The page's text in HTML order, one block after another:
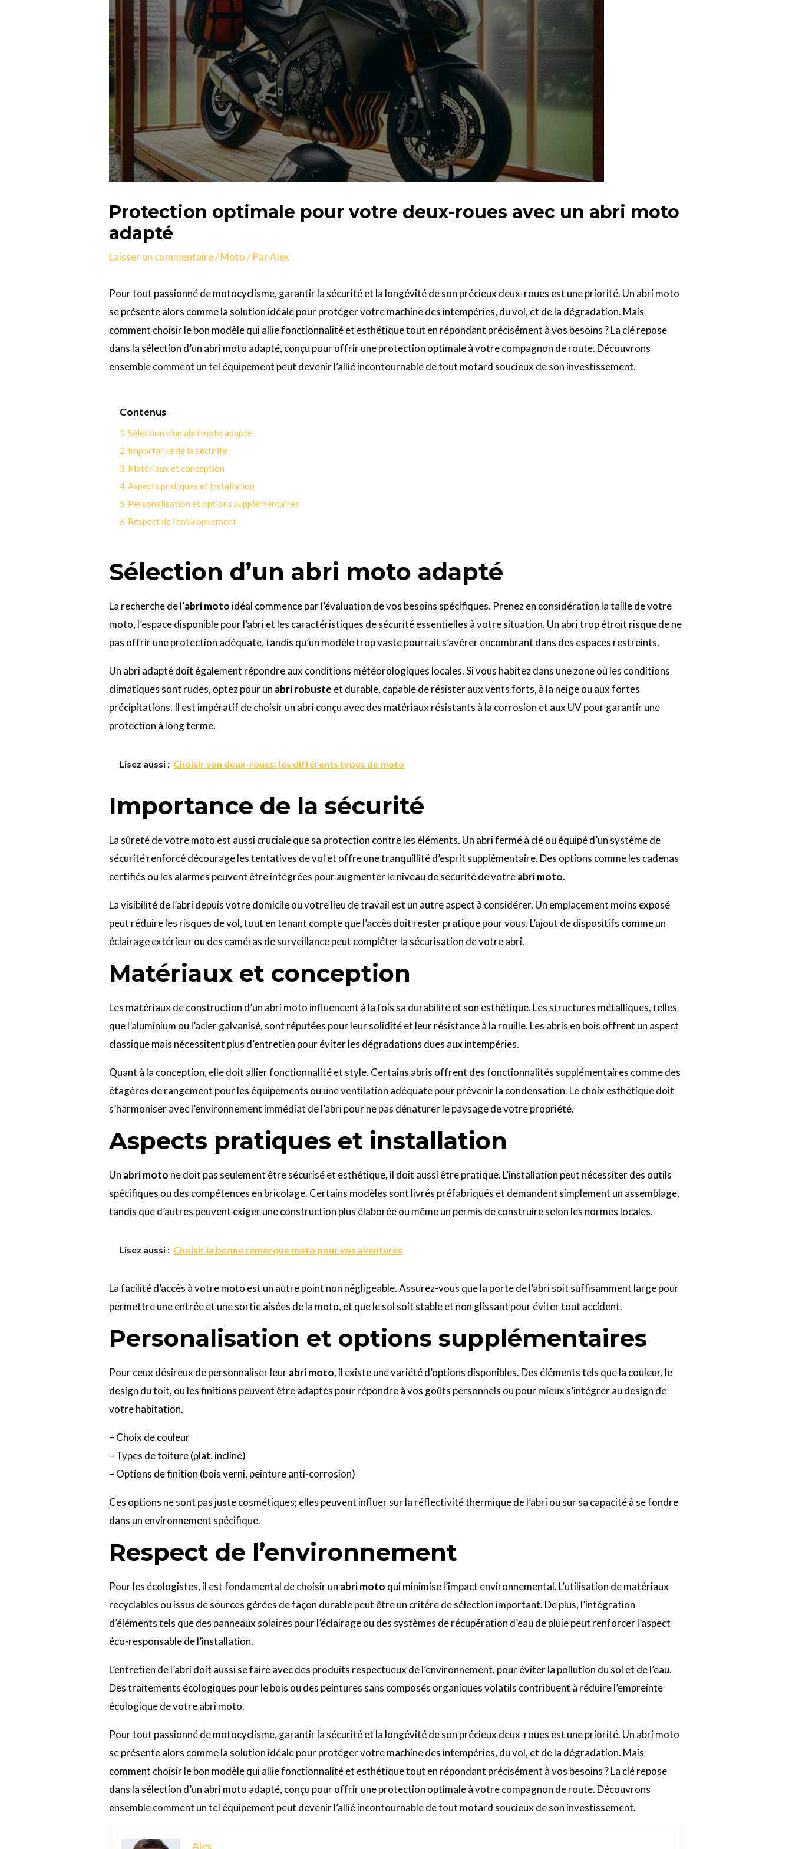
Protection optimale pour votre deux-roues avec un abri moto
adapté
Laisser un commentaire/Moto/ ParAlex
Pour tout passionné de motocyclisme, garantir la sécurité et la longévité de son précieux deux-roues est une priorité. Un abri moto
se présente alors comme la solution idéale pour protéger votre machine des intempéries, du vol, et de la dégradation. Mais
comment choisir le bon modèle qui allie fonctionnalité et esthétique tout en répondant précisément à vos besoins ? La clé repose
dans la sélection d’un abri moto adapté, conçu pour offrir une protection optimale à votre compagnon de route. Découvrons
ensemble comment un tel équipement peut devenir l’allié incontournable de tout motard soucieux de son investissement.
Contenus
1 Sélection d’un abri moto adapté
2 Importance de la sécurité
3 Matériaux et conception
4 Aspects pratiques et installation
5 Personalisation et options supplémentaires
6 Respect de l’environnement
Sélection d’un abri moto adapté
La recherche de l’abri moto idéal commence par l’évaluation de vos besoins spécifiques. Prenez en considération la taille de votre
moto, l’espace disponible pour l’abri et les caractéristiques de sécurité essentielles à votre situation. Un abri trop étroit risque de ne
pas offrir une protection adéquate, tandis qu’un modèle trop vaste pourrait s’avérer encombrant dans des espaces restreints.
Un abri adapté doit également répondre aux conditions météorologiques locales. Si vous habitez dans une zone où les conditions
climatiques sont rudes, optez pour un abri robuste et durable, capable de résister aux vents forts, à la neige ou aux fortes
précipitations. Il est impératif de choisir un abri conçu avec des matériaux résistants à la corrosion et aux UV pour garantir une
protection à long terme.
Lisez aussi : Choisir son deux-roues: les différents types de moto
Importance de la sécurité
La sûreté de votre moto est aussi cruciale que sa protection contre les éléments. Un abri fermé à clé ou équipé d’un système de
sécurité renforcé décourage les tentatives de vol et offre une tranquillité d’esprit supplémentaire. Des options comme les cadenas
certifiés ou les alarmes peuvent être intégrées pour augmenter le niveau de sécurité de votreabri moto.
La visibilité de l’abri depuis votre domicile ou votre lieu de travail est un autre aspect à considérer. Un emplacement moins exposé
peut réduire les risques de vol, tout en tenant compte que l’accès doit rester pratique pour vous. L’ajout de dispositifs comme un
éclairage extérieur ou des caméras de surveillance peut compléter la sécurisation de votre abri.
Matériaux et conception
Les matériaux de construction d’un abri moto influencent à la fois sa durabilité et son esthétique. Les structures métalliques, telles
que l’aluminium ou l’acier galvanisé, sont réputées pour leur solidité et leur résistance à la rouille. Les abris en bois offrent un aspect
classique mais nécessitent plus d’entretien pour éviter les dégradations dues aux intempéries.
Quant à la conception, elle doit allier fonctionnalité et style. Certains abris offrent des fonctionnalités supplémentaires comme des
étagères de rangement pour les équipements ou une ventilation adéquate pour prévenir la condensation. Le choix esthétique doit
s’harmoniser avec l’environnement immédiat de l’abri pour ne pas dénaturer le paysage de votre propriété.
Aspects pratiques et installation
Un abri moto ne doit pas seulement être sécurisé et esthétique, il doit aussi être pratique. L’installation peut nécessiter des outils
spécifiques ou des compétences en bricolage. Certains modèles sont livrés préfabriqués et demandent simplement un assemblage,
tandis que d’autres peuvent exiger une construction plus élaborée ou même un permis de construire selon les normes locales.
Lisez aussi : Choisir la bonne remorque moto pour vos aventures
La facilité d’accès à votre moto est un autre point non négligeable. Assurez-vous que la porte de l’abri soit suffisamment large pour
permettre une entrée et une sortie aisées de la moto, et que le sol soit stable et non glissant pour éviter tout accident.
Personalisation et options supplémentaires
Pour ceux désireux de personnaliser leurabri moto, il existe une variété d’options disponibles. Des éléments tels que la couleur, le
design du toit, ou les finitions peuvent être adaptés pour répondre à vos goûts personnels ou pour mieux s’intégrer au design de
votre habitation.
– Choix de couleur
– Types de toiture (plat, incliné)
– Options de finition (bois verni, peinture anti-corrosion)
Ces options ne sont pas juste cosmétiques; elles peuvent influer sur la réflectivité thermique de l’abri ou sur sa capacité à se fondre
dans un environnement spécifique.
Respect de l’environnement
Pour les écologistes, il est fondamental de choisir un abri moto qui minimise l’impact environnemental. L’utilisation de matériaux
recyclables ou issus de sources gérées de façon durable peut être un critère de sélection important. De plus, l’intégration
d’éléments tels que des panneaux solaires pour l’éclairage ou des systèmes de récupération d’eau de pluie peut renforcer l’aspect
éco-responsable de l’installation.
L’entretien de l’abri doit aussi se faire avec des produits respectueux de l’environnement, pour éviter la pollution du sol et de l’eau.
Des traitements écologiques pour le bois ou des peintures sans composés organiques volatils contribuent à réduire l’empreinte
écologique de votre abri moto.
Pour tout passionné de motocyclisme, garantir la sécurité et la longévité de son précieux deux-roues est une priorité. Un abri moto
se présente alors comme la solution idéale pour protéger votre machine des intempéries, du vol, et de la dégradation. Mais
comment choisir le bon modèle qui allie fonctionnalité et esthétique tout en répondant précisément à vos besoins ? La clé repose
dans la sélection d’un abri moto adapté, conçu pour offrir une protection optimale à votre compagnon de route. Découvrons
ensemble comment un tel équipement peut devenir l’allié incontournable de tout motard soucieux de son investissement.
Alex